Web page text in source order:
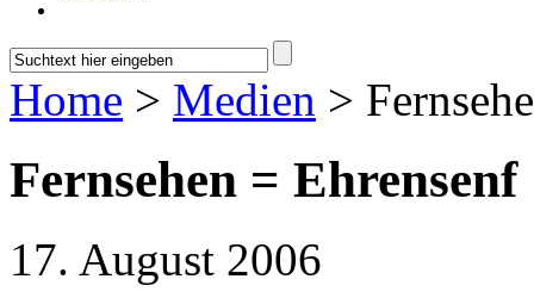
Home > Medien >
Fernsehen = Ehrensenf
17. August 2006